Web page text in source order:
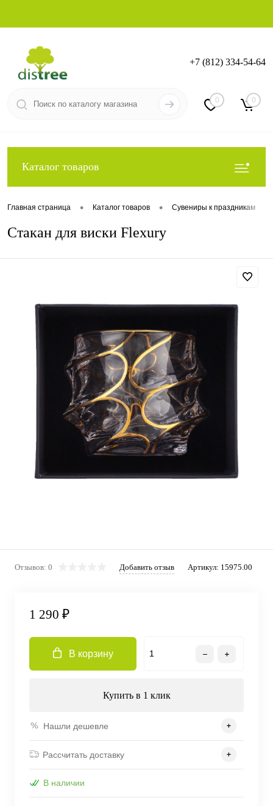
Вход Регистрация
+7 (812) 334-54-64
0 0
Каталог товаров
Главная страница • Каталог товаров • Сувениры к праздникам
Стакан для виски Flexury
Отзывов: 0 Добавить отзыв Артикул: 15975.00
1 290 ₽
В корзину
Купить в 1 клик
Нашли дешевле
Рассчитать доставку
В наличии